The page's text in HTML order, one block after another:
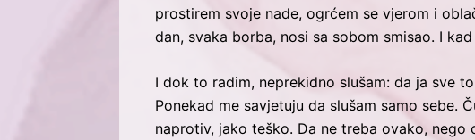
prostirem svoje nade, ogrćem se vjerom i
dan, svaka borba, nosi sa sobom smisao. I
I dok to radim, neprekidno slušam: da ja sve
Ponekad me savjetuju da slušam samo sebe.
naprotiv, jako teško. Da ne treba ovako,